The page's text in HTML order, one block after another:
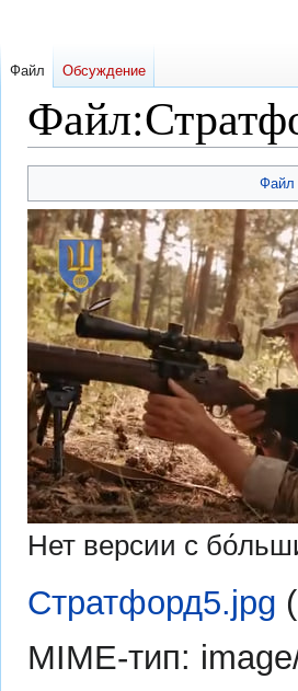
Файл:
к
навигации
к
поиску
Файл
Нет версии с
Стратфорд5.jpg
MIME-тип:
Файл Обсуждение